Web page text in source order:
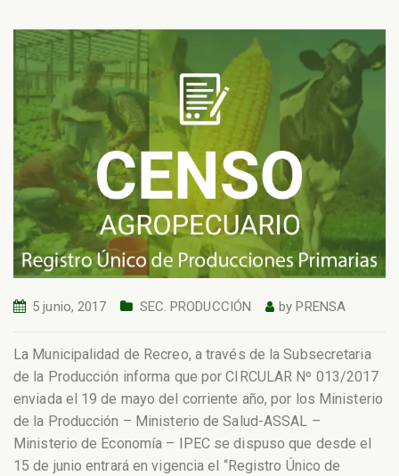
5 junio, 2017 SEC. PRODUCCIÓN byPRENSA
La Municipalidad de Recreo, a través de la Subsecretaria
de la Producción informa que por CIRCULAR Nº 013/2017
enviada el 19 de mayo del corriente año, por los Ministerio
de la Producción – Ministerio de Salud-ASSAL –
Ministerio de Economía – IPEC se dispuso que desde el
15 de junio entrará en vigencia el “Registro Único de